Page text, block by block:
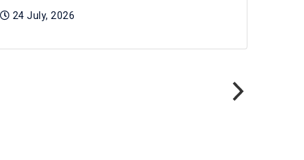
24 July, 2026